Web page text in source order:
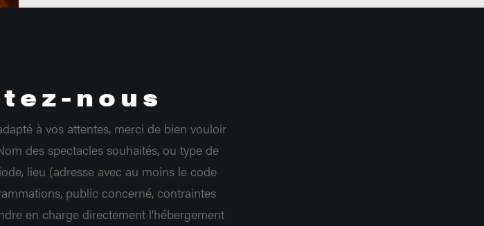
nous
à vos attentes, merci de bien vouloir
des spectacles souhaités, ou type de
lieu (adresse avec au moins le code
public concerné, contraintes
en charge directement l'hébergement